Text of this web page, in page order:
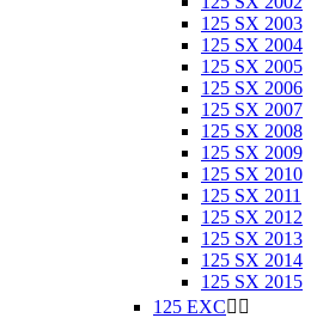
125 SX 2003
125 SX 2004
125 SX 2005
125 SX 2006
125 SX 2007
125 SX 2008
125 SX 2009
125 SX 2010
125 SX 2011
125 SX 2012
125 SX 2013
125 SX 2014
125 SX 2015
125 EXC 